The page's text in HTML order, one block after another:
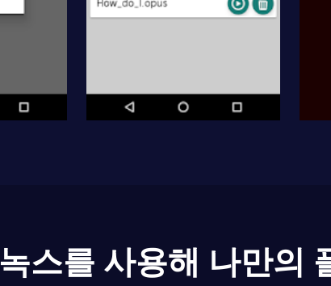
녹스를 사용해 나만의